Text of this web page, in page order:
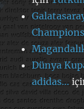
Dünya
adidas…